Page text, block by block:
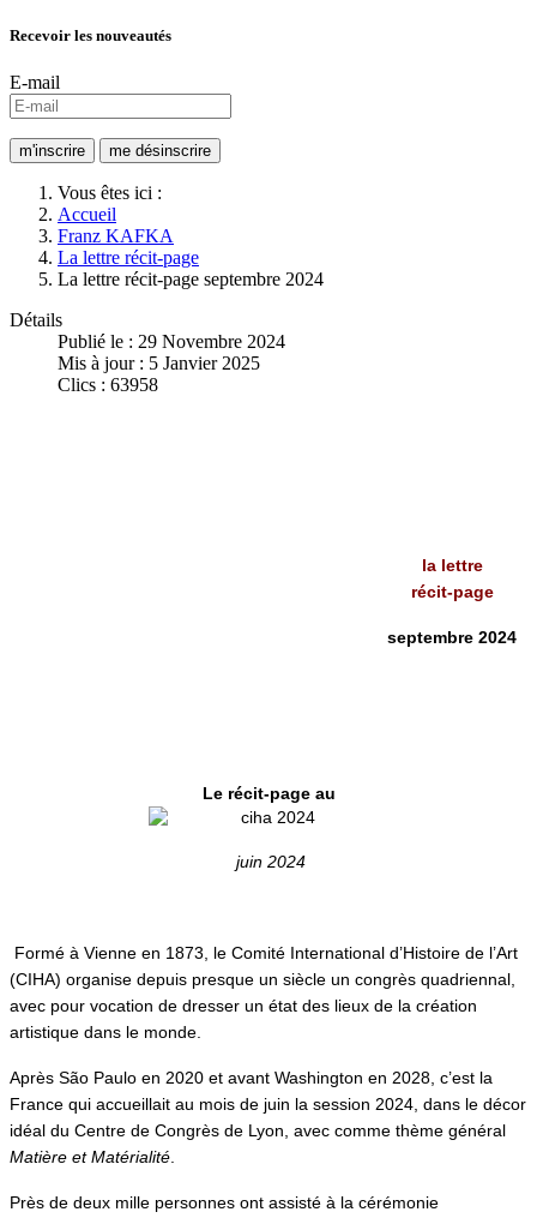
Recevoir les nouveautés
E-mail
Vous êtes ici :
Accueil
Franz KAFKA
La lettre récit-page
La lettre récit-page septembre 2024
Détails
Publié le : 29 Novembre 2024
Mis à jour : 5 Janvier 2025
Clics : 63958
la lettre
récit-page
septembre 2024
Le récit-page au
juin 2024
Formé à Vienne en 1873, le Comité International d’Histoire de l’Art
(CIHA) organise depuis presque un siècle un congrès quadriennal,
avec pour vocation de dresser un état des lieux de la création
artistique dans le monde.
Après São Paulo en 2020 et avant Washington en 2028, c’est la
France qui accueillait au mois de juin la session 2024, dans le décor
idéal du Centre de Congrès de Lyon, avec comme thème général
Matière et Matérialité
Près de deux mille personnes ont assisté à la cérémonie